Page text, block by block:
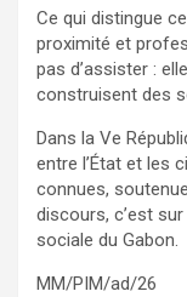
Ce qui distingue
proximité et
pas d’assister :
construisent des
Dans la Ve
entre l’État et les
connues,
discours, c’est
sociale du Gabon.
MM/PIM/ad/26